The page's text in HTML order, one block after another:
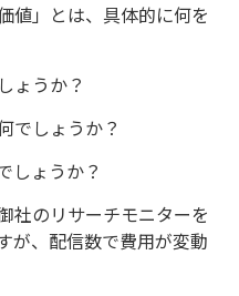
値」とは、具体的に何を
ょうか？
でしょうか？
しょうか？
社のリサーチモニターを
が、配信数で費用が変動